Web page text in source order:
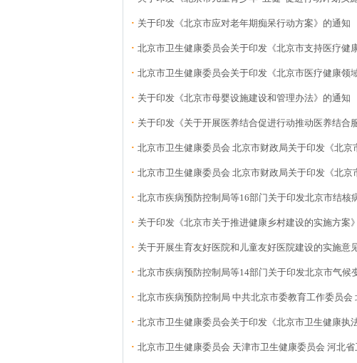
· 关于印发《北京市应对老年期痴呆行动方案》的通知
· 北京市卫生健康委员会关于印发《北京市支持医疗健
· 北京市卫生健康委员会关于印发《北京市医疗健康领
· 关于印发《北京市母婴设施建设和管理办法》的通知
· 关于印发《关于开展医养结合促进行动推动医养结合
· 北京市卫生健康委员会 北京市财政局关于印发《北
· 北京市卫生健康委员会 北京市财政局关于印发《北
· 北京市疾病预防控制局等16部门关于印发北京市结核
· 关于印发《北京市关于推进健康乡村建设的实施方案
· 关于开展生育友好医院和儿童友好医院建设的实施意
· 北京市疾病预防控制局等14部门关于印发北京市气
· 北京市疾病预防控制局 中共北京市委教育工作委员
· 北京市卫生健康委员会关于印发《北京市卫生健康执
· 北京市卫生健康委员会 天津市卫生健康委员会 河北